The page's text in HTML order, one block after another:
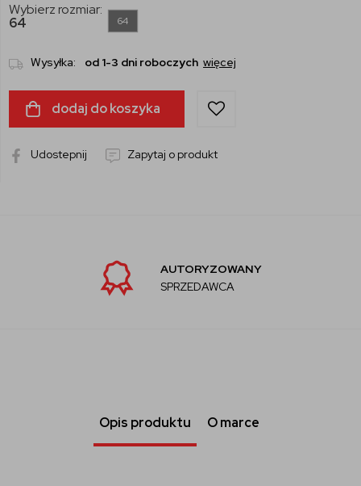
Wybierz rozmiar:
64
64
Wysyłka: od 1-3 dni roboczych więcej
dodaj do koszyka
Udostepnij Zapytaj o produkt
AUTORYZOWANY
SPRZEDAWCA
Opis produktu O marce